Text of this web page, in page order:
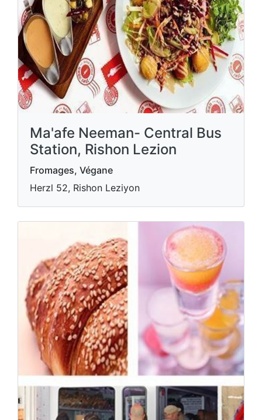
Ma'afe Neeman- Central Bus
Station, Rishon Lezion
Fromages, Végane
Herzl 52, Rishon Leziyon